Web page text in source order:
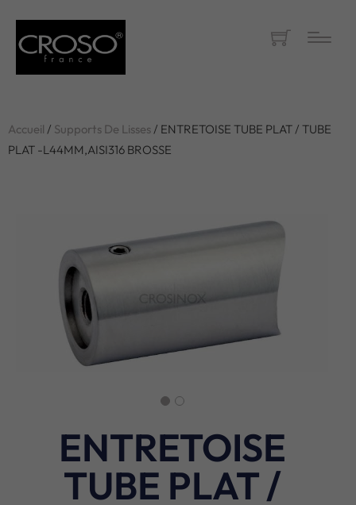
Accueil / Supports De Lisses/ ENTRETOISE TUBE PLAT / TUBE
PLAT -L44MM,AISI316 BROSSE
ENTRETOISE
TUBE PLAT /